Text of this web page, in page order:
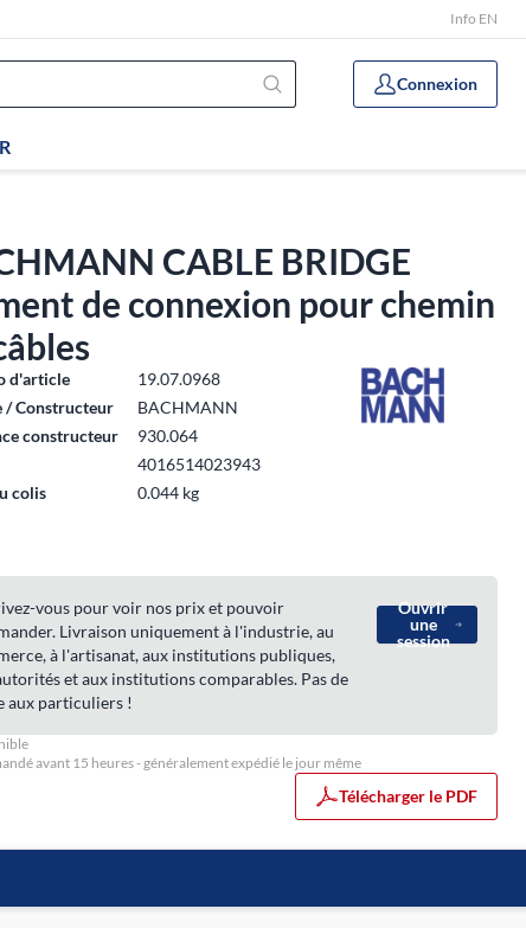
Info EN
Connexion
CABLE BRIDGE
de connexion pour chemin
d'article
19.07.0968
/ Constructeur
BACHMANN
constructeur
930.064
4016514023943
colis
0.044 kg
vous pour voir nos prix et pouvoir
Livraison uniquement à l'industrie, au
à l'artisanat, aux institutions publiques,
et aux institutions comparables. Pas de
aux particuliers !
Ouvrir
une
session
avant 15 heures - généralement expédié le jour même
Télécharger le PDF